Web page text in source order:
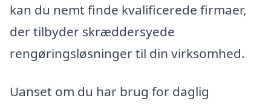
kan du nemt finde kvalificerede firmaer,
der tilbyder skræddersyede
rengøringsløsninger til din virksomhed.
Uanset om du har brug for daglig